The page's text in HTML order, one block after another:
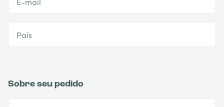
País
Sobre seu pedido